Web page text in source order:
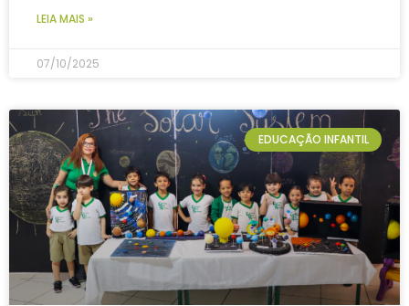
LEIA MAIS »
07/10/2025
EDUCAÇÃO INFANTIL